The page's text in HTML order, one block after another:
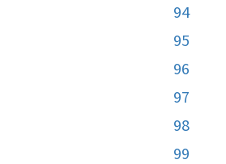
94
95
96
97
98
99